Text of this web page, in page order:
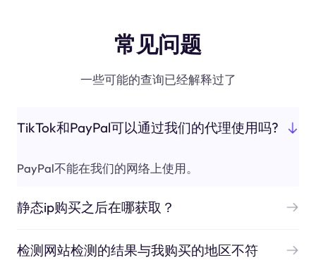
常见问题
一些可能的查询已经解释过了
TikTok和PayPal可以通过我们的代理使用吗?
PayPal不能在我们的网络上使用。
静态ip购买之后在哪获取？
检测网站检测的结果与我购买的地区不符